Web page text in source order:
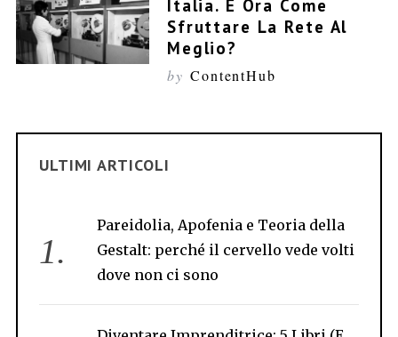
Italia. E Ora Come
Sfruttare La Rete Al
Meglio?
by ContentHub
ULTIMI ARTICOLI
Pareidolia, Apofenia e Teoria della
Gestalt: perché il cervello vede volti
dove non ci sono